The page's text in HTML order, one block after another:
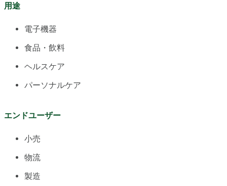
用途
電子機器
食品・飲料
ヘルスケア
パーソナルケア
エンドユーザー
小売
物流
製造